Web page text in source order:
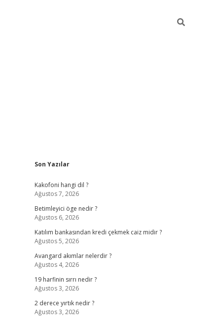
Sidebar
Son Yazılar
Kakofoni hangi dil ?
Ağustos 7, 2026
Betimleyici öge nedir ?
Ağustos 6, 2026
Katılım bankasından kredi çekmek caiz midir ?
Ağustos 5, 2026
Avangard akımlar nelerdir ?
Ağustos 4, 2026
19 harfinin sırrı nedir ?
Ağustos 3, 2026
2 derece yırtık nedir ?
Ağustos 3, 2026